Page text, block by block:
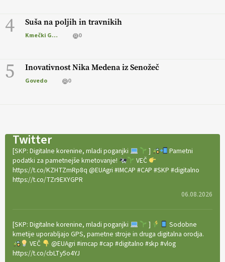
4 Suša na poljih in travnikih
Kmečki Glas 0
5 Inovativnost Nika Medena iz Senožeč
Govedo 0
Twitter
[SKP: Digitalne korenine, mladi poganjki ]
Pametni
podatki za pametnejše kmetovanje!
VEČ
https://t.co/KZHTZmRp8q @EUAgri #IMCAP #CAP #SKP #digitalno
https://t.co/TZr9EXYGPR
06.08.2026
[SKP: Digitalne korenine, mladi poganjki ]
Sodobne
kmetije uporabljajo GPS, pametne stroje in druga digitalna orodja.
VEČ
@EUAgri #imcap #cap #digitalno #skp #vlog
https://t.co/cbLTy5o4YJ